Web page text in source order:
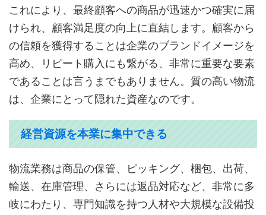
これにより、最終顧客への商品が迅速かつ確実に届
けられ、顧客満足度の向上に直結します。顧客から
の信頼を獲得することは企業のブランドイメージを
高め、リピート購入にも繋がる、非常に重要な要素
であることは言うまでもありません。質の高い物流
は、企業にとって隠れた資産なのです。
経営資源を本業に集中できる
物流業務は商品の保管、ピッキング、梱包、出荷、
輸送、在庫管理、さらには返品対応など、非常に多
岐にわたり、専門知識を持つ人材や大規模な設備投